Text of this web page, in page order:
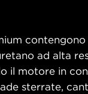
ad alta
il motore in
sterrate,